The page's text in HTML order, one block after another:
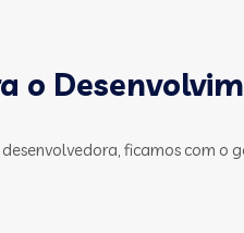
o
desenvolvedora, ficamos com